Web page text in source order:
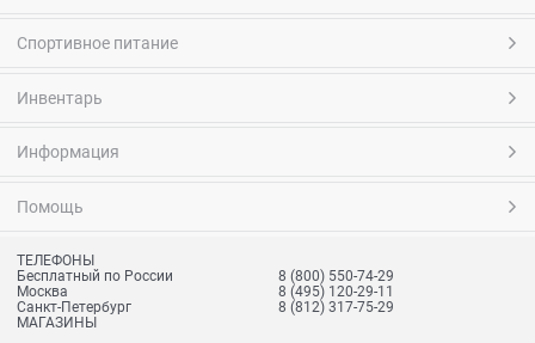
Спортивное питание
Инвентарь
Информация
Помощь
ТЕЛЕФОНЫ
Бесплатный по России
8 (800) 550-74-29
Москва
8 (495) 120-29-11
Санкт-Петербург
8 (812) 317-75-29
МАГАЗИНЫ